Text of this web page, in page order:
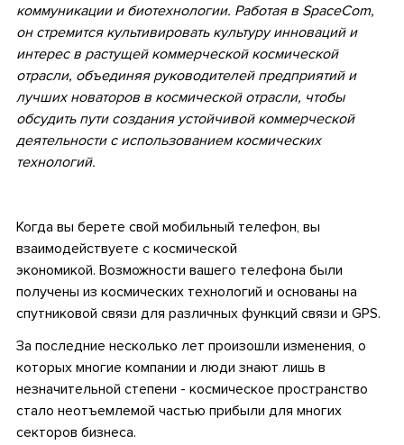
коммуникации и биотехнологии. Работая в SpaceCom,
он стремится культивировать культуру инноваций и
интерес в растущей коммерческой космической
отрасли, объединяя руководителей предприятий и
лучших новаторов в космической отрасли, чтобы
обсудить пути создания устойчивой коммерческой
деятельности с использованием космических
технологий.
Когда вы берете свой мобильный телефон, вы
взаимодействуете с космической
экономикой. Возможности вашего телефона были
получены из космических технологий и основаны на
спутниковой связи для различных функций связи и GPS.
За последние несколько лет произошли изменения, о
которых многие компании и люди знают лишь в
незначительной степени - космическое пространство
стало неотъемлемой частью прибыли для многих
секторов бизнеса.